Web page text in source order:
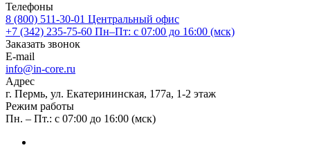
Телефоны
8 (800) 511-30-01 Центральный офис
+7 (342) 235-75-60 Пн–Пт: с 07:00 до 16:00 (мск)
Заказать звонок
E-mail
info@in-core.ru
Адрес
г. Пермь, ул. ​Екатерининская, 177а, ​1-2 этаж
Режим работы
Пн. – Пт.: с 07:00 до 16:00 (мск)